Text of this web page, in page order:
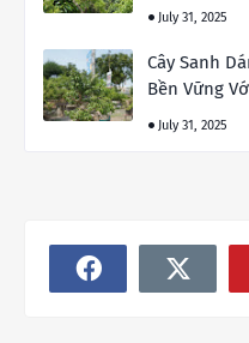
July 31, 2025
Cây Sanh
Bền Vững
July 31, 2025